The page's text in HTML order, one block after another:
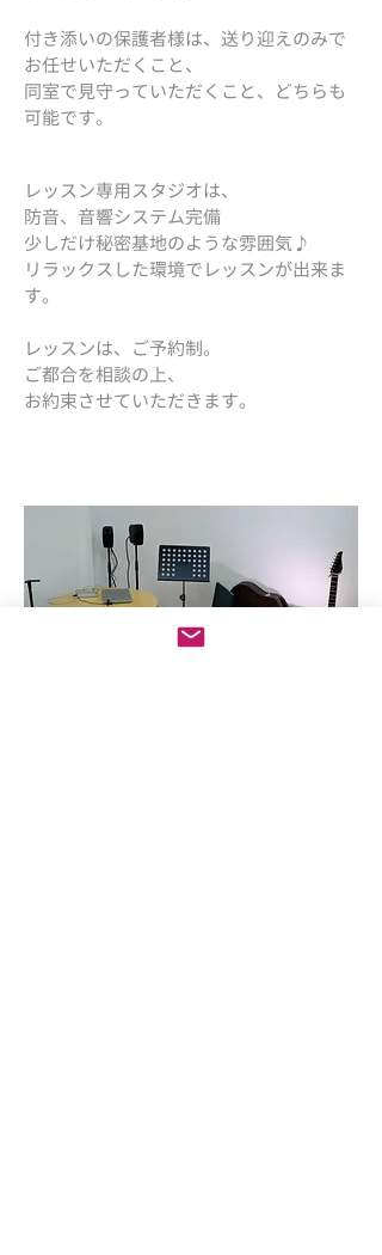
付き添いの保護者様は、送り迎えのみで
お任せいただくこと、
同室で見守っていただくこと、どちらも
可能です。
レッスン専用スタジオは、
防音、音響システム完備
少しだけ秘密基地のような雰囲気♪
リラックスした環境でレッスンが出来ま
す。
レッスンは、ご予約制。
ご都合を相談の上、
お約束させていただきます。